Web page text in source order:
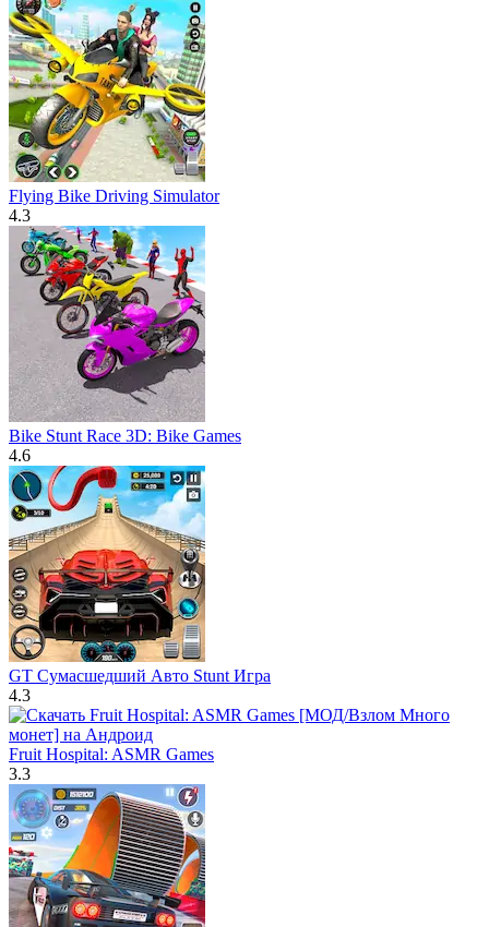
Flying Bike Driving Simulator
4.3
Bike Stunt Race 3D: Bike Games
4.6
GT Сумасшедший Авто Stunt Игра
4.3
Fruit Hospital: ASMR Games
3.3